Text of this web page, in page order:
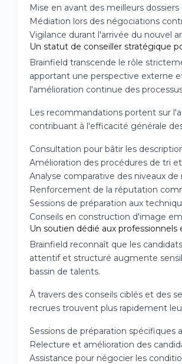
Mise en avant des meilleurs
Médiation lors des négociations
Vigilance durant l'arrivée du nouvel
Un statut de conseiller stratégique
Brainfield transcende le rôle
apportant une perspective externe
l'amélioration continue des
Les recommandations portent sur
contribuant à l'efficacité générale
Consultation pour bâtir les
Amélioration des procédures de tri
Analyse comparative des niveaux
Renforcement de la réputation
Sessions de préparation aux
Conseils en construction d'image
Un soutien dédié aux professionnels
Brainfield reconnaît que les
attentif et structuré augmente
bassin de talents.
À travers des conseils ciblés et des
recrues trouvent plus rapidement
Sessions de préparation spécifiques
Relecture et amélioration des
Assistance pour négocier les